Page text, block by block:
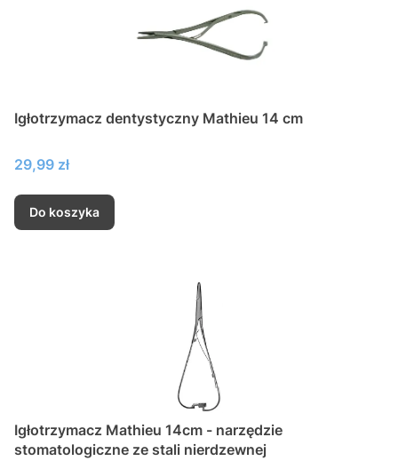
Igłotrzymacz dentystyczny Mathieu 14 cm
Cena
29,99 zł
Do koszyka
Igłotrzymacz Mathieu 14cm - narzędzie
stomatologiczne ze stali nierdzewnej